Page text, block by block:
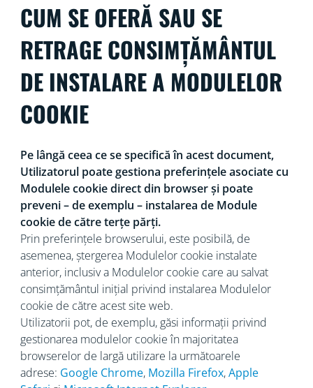
CUM SE OFERĂ SAU SE
RETRAGE CONSIMȚĂMÂNTUL
DE INSTALARE A MODULELOR
COOKIE
Pe lângă ceea ce se specifică în acest document,
Utilizatorul poate gestiona preferințele asociate cu
Modulele cookie direct din browser și poate
preveni – de exemplu – instalarea de Module
cookie de către terțe părți.
Prin preferințele browserului, este posibilă, de
asemenea, ștergerea Modulelor cookie instalate
anterior, inclusiv a Modulelor cookie care au salvat
consimțământul inițial privind instalarea Modulelor
cookie de către acest site web.
Utilizatorii pot, de exemplu, găsi informații privind
gestionarea modulelor cookie în majoritatea
browserelor de largă utilizare la următoarele
adrese: Google Chrome, Mozilla Firefox,Apple